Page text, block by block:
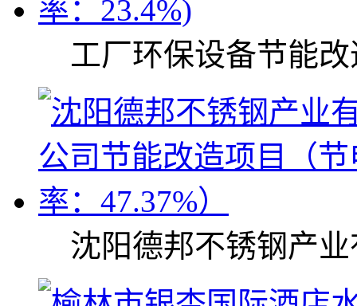
工厂环保设备节能改
沈阳德邦不锈钢产业